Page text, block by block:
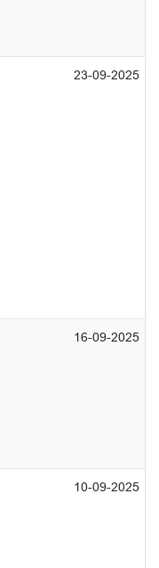
23-09-2025
16-09-2025
10-09-2025